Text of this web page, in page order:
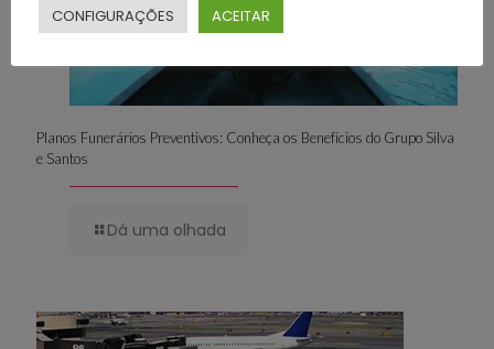
Planos Funerários Preventivos: Conheça os Benefícios do Grupo Silva
e Santos
Dá uma olhada
CONFIGURAÇÕES ACEITAR